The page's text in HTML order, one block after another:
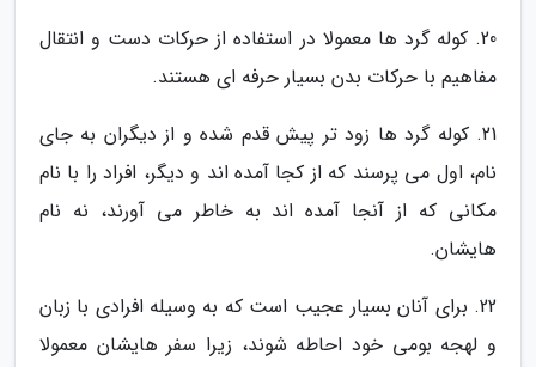
20. کوله گرد ها معمولا در استفاده از حرکات دست و انتقال
مفاهیم با حرکات بدن بسیار حرفه ای هستند.
21. کوله گرد ها زود تر پیش قدم شده و از دیگران به جای
نام، اول می پرسند که از کجا آمده اند و دیگر، افراد را با نام
مکانی که از آنجا آمده اند به خاطر می آورند، نه نام
هایشان.
22. برای آنان بسیار عجیب است که به وسیله افرادی با زبان
و لهجه بومی خود احاطه شوند، زیرا سفر هایشان معمولا